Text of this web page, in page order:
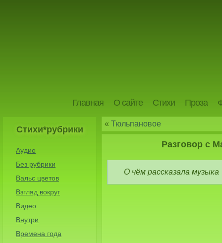
Главная О сайте Стихи Проза
Стихи*рубрики
Аудио
Без рубрики
Вальс цветов
Взгляд вокруг
Видео
Внутри
Времена года
« Тюльпановое
Разговор с
О чём рассказала музыка